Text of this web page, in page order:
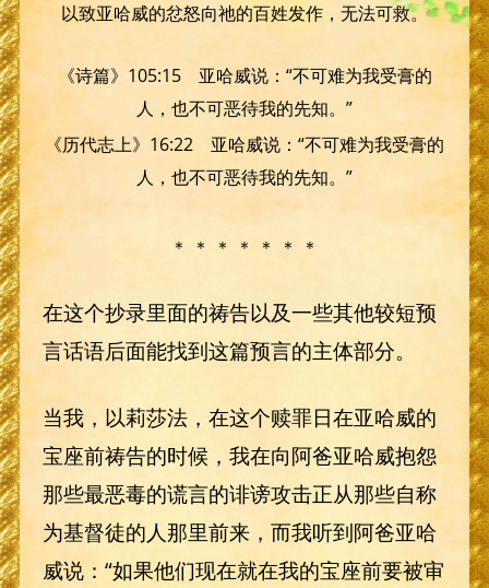
以致亚哈威的忿怒向祂的百姓发作，无法可救。
《诗篇》105:15 亚哈威说：“不可难为我受膏的
人，也不可恶待我的先知。”
《历代志上》16:22 亚哈威说：“不可难为我受膏的
人，也不可恶待我的先知。”
＊ ＊ ＊ ＊ ＊ ＊ ＊
在这个抄录里面的祷告以及一些其他较短预
言话语后面能找到这篇预言的主体部分。
当我，以莉莎法，在这个赎罪日在亚哈威的
宝座前祷告的时候，我在向阿爸亚哈威抱怨
那些最恶毒的谎言的诽谤攻击正从那些自称
为基督徒的人那里前来，而我听到阿爸亚哈
威说：“如果他们现在就在我的宝座前要被审